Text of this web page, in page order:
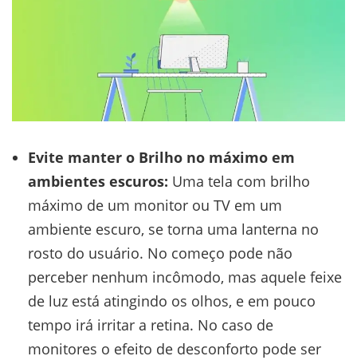
Evite manter o Brilho no máximo em
ambientes escuros: Uma tela com brilho
máximo de um monitor ou TV em um
ambiente escuro, se torna uma lanterna no
rosto do usuário. No começo pode não
perceber nenhum incômodo, mas aquele feixe
de luz está atingindo os olhos, e em pouco
tempo irá irritar a retina. No caso de
monitores o efeito de desconforto pode ser